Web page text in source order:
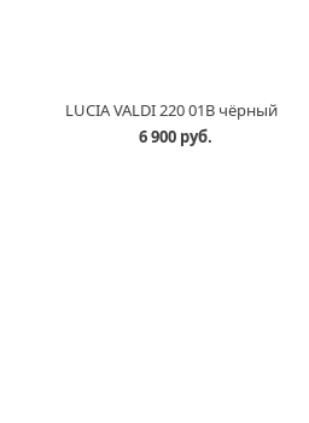
LUCIA VALDI 220 01B чёрный
6 900 руб.